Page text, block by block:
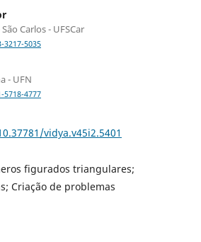
Carlos - UFSCar
5035
- UFN
4777
vidya.v45i2.5401
figurados triangulares;
Criação de problemas